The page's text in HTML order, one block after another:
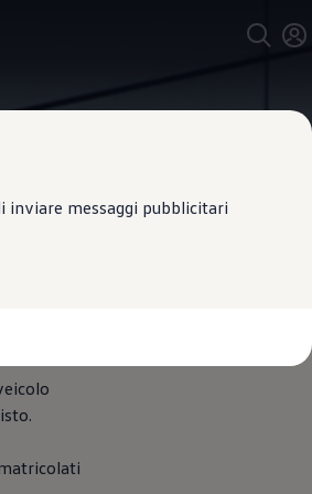
inviare messaggi pubblicitari